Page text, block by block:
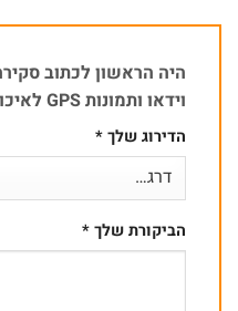
וידאו ותמונות GPS לאיכון ומיקום S22”
הדירוג שלך*
הביקורת שלך*